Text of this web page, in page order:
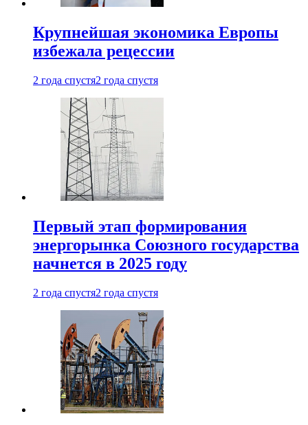
Крупнейшая экономика Европы
избежала рецессии
2 года спустя2 года спустя
Первый этап формирования
энергорынка Союзного государства
начнется в 2025 году
2 года спустя2 года спустя